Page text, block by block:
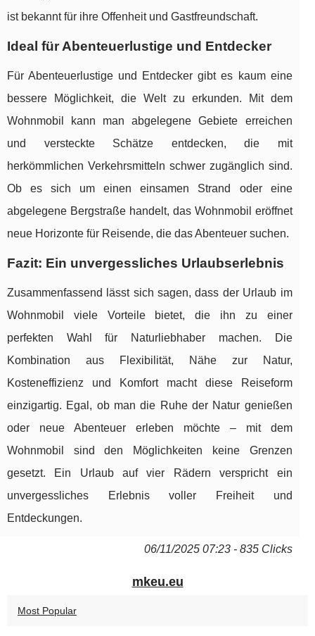
ist bekannt für ihre Offenheit und Gastfreundschaft.
Ideal für Abenteuerlustige und Entdecker
Für Abenteuerlustige und Entdecker gibt es kaum eine
bessere Möglichkeit, die Welt zu erkunden. Mit dem
Wohnmobil kann man abgelegene Gebiete erreichen
und versteckte Schätze entdecken, die mit
herkömmlichen Verkehrsmitteln schwer zugänglich sind.
Ob es sich um einen einsamen Strand oder eine
abgelegene Bergstraße handelt, das Wohnmobil eröffnet
neue Horizonte für Reisende, die das Abenteuer suchen.
Fazit: Ein unvergessliches Urlaubserlebnis
Zusammenfassend lässt sich sagen, dass der Urlaub im
Wohnmobil viele Vorteile bietet, die ihn zu einer
perfekten Wahl für Naturliebhaber machen. Die
Kombination aus Flexibilität, Nähe zur Natur,
Kosteneffizienz und Komfort macht diese Reiseform
einzigartig. Egal, ob man die Ruhe der Natur genießen
oder neue Abenteuer erleben möchte – mit dem
Wohnmobil sind den Möglichkeiten keine Grenzen
gesetzt. Ein Urlaub auf vier Rädern verspricht ein
unvergessliches Erlebnis voller Freiheit und
Entdeckungen.
06/11/2025 07:23 - 835 Clicks
mkeu.eu
Most Popular